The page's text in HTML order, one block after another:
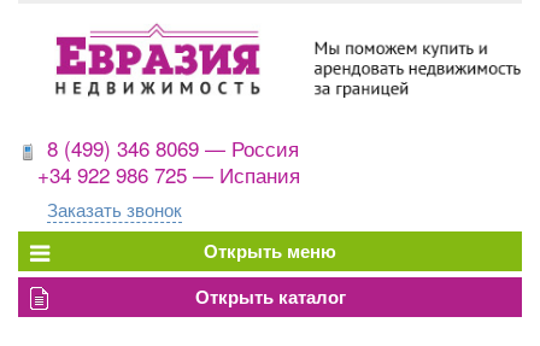
8 (499) 346 8069 — Россия
+34 922 986 725 — Испания
Заказать звонок